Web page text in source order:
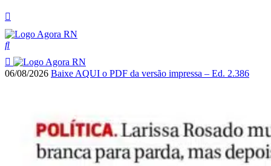
06/08/2026 Baixe AQUI o PDF da versão impressa – Ed. 2.386